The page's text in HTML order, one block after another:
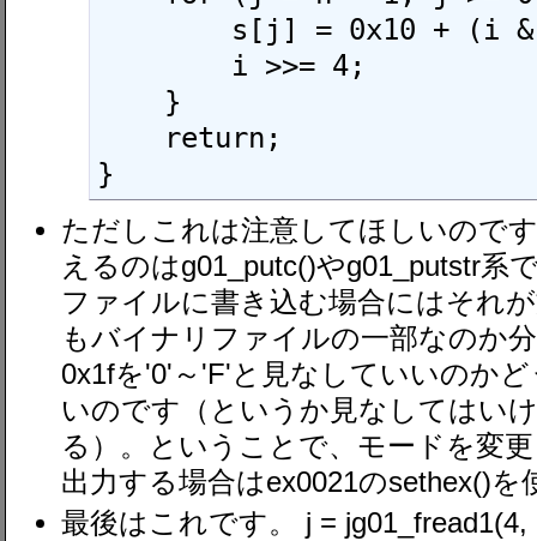
}
ただしこれは注意してほしいので
えるのはg01_putc()やg01_putstr系
ファイルに書き込む場合にはそれ
もバイナリファイルの一部なのか
0x1fを'0'～'F'と見なしていいのか
いのです（というか見なしてはい
る）。ということで、モードを変
出力する場合はex0021のsethex()
最後はこれです。 j =